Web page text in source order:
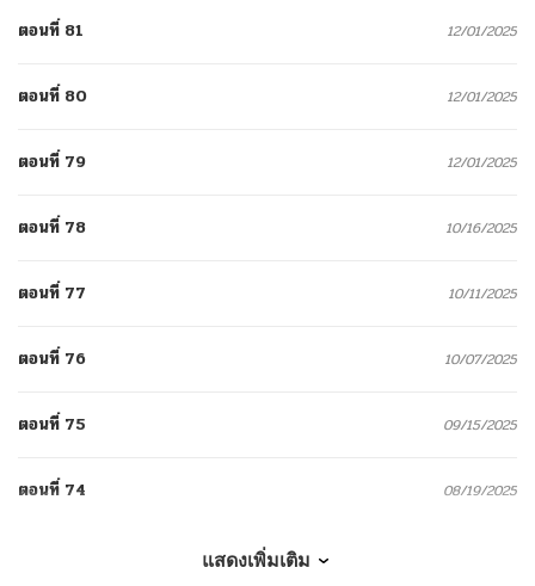
ตอนที่ 81 12/01/2025
ตอนที่ 80 12/01/2025
ตอนที่ 79 12/01/2025
ตอนที่ 78 10/16/2025
ตอนที่ 77 10/11/2025
ตอนที่ 76 10/07/2025
ตอนที่ 75 09/15/2025
ตอนที่ 74 08/19/2025
แสดงเพิ่มเติม